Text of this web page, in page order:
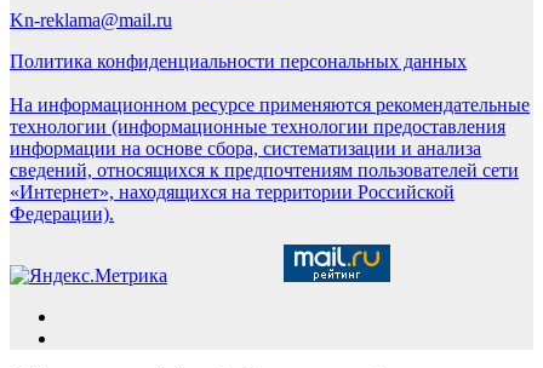
Kn-reklama@mail.ru
Политика конфиденциальности персональных данных
На информационном ресурсе применяются рекомендательные
технологии (информационные технологии предоставления
информации на основе сбора, систематизации и анализа
сведений, относящихся к предпочтениям пользователей сети
«Интернет», находящихся на территории Российской
Федерации).